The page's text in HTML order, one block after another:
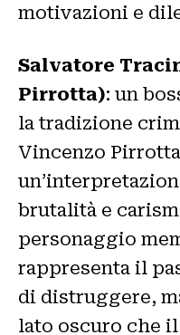
motivazioni e
Salvatore
Pirrotta): un
la tradizione
Vincenzo
brutalità e
personaggio
rappresenta il
di distruggere,
lato oscuro che